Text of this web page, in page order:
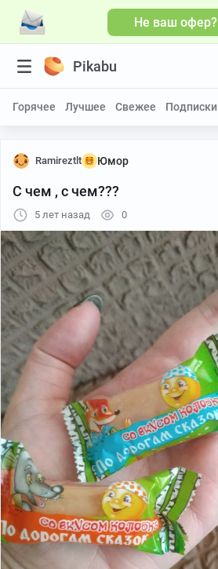
Не ваш офер?
Pikabu
Горячее Лучшее Свежее Подписки
Ramireztlt Юмор
С чем , с чем???
5 лет назад 0